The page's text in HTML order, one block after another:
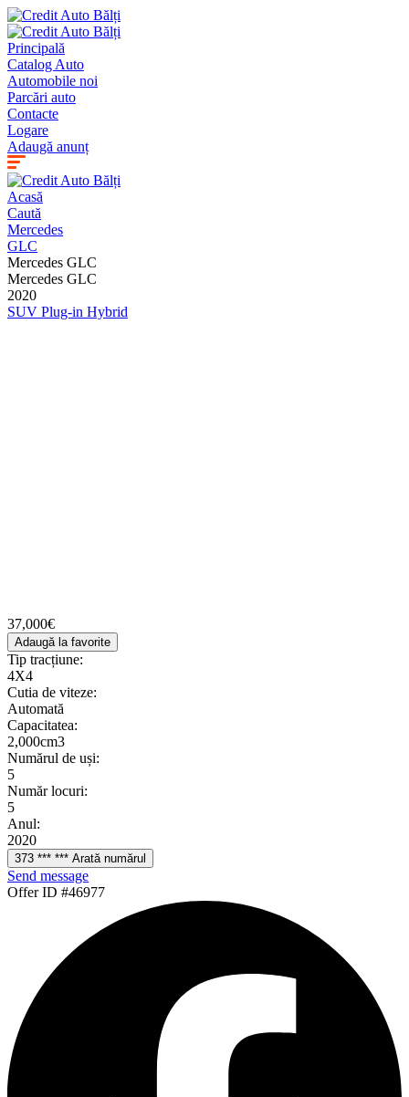
Principală
Catalog Auto
Automobile noi
Parcări auto
Contacte
Logare
Adaugă anunț
Acasă
Caută
Mercedes
GLC
Mercedes GLC
Mercedes GLC
2020
SUV Plug-in Hybrid
37,000€
Adaugă la favorite
Tip tracțiune:
4X4
Cutia de viteze:
Automată
Сapacitatea:
2,000cm3
Numărul de uși:
5
Număr locuri:
5
Anul:
2020
373 *** *** Arată numărul
Send message
Offer ID #46977